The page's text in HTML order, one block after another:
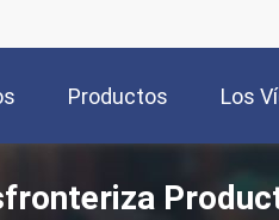
Productos Los